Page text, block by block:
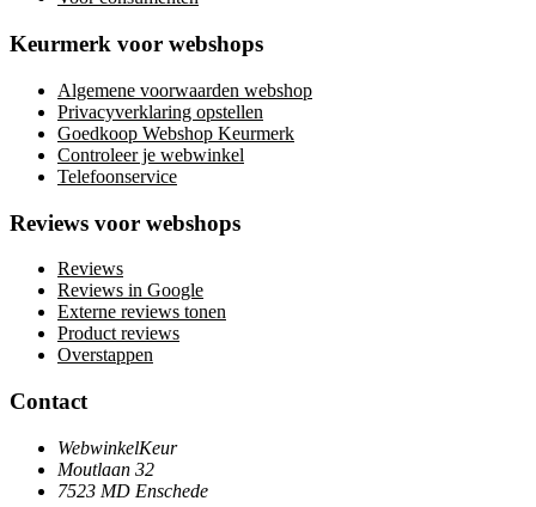
Keurmerk voor webshops
Algemene voorwaarden webshop
Privacyverklaring opstellen
Goedkoop Webshop Keurmerk
Controleer je webwinkel
Telefoonservice
Reviews voor webshops
Reviews
Reviews in Google
Externe reviews tonen
Product reviews
Overstappen
Contact
WebwinkelKeur
Moutlaan 32
7523 MD Enschede